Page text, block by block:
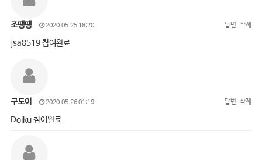
조땡땡 2020.05.25 18:20 답변 삭제
jsa8519 참여완료
구도이 2020.05.26 01:19 답변 삭제
Doiku 참여완료